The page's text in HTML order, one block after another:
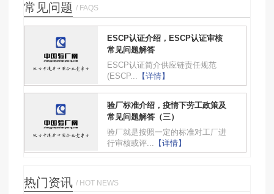
常见问题 / FAQS
ESCP认证介绍，ESCP认证审核
常见问题解答
ESCP认证简介供应链责任规范
(ESCP... 【详情】
验厂标准介绍，疫情下劳工政策及
常见问题解答（三）
验厂就是按照一定的标准对工厂进
行审核或评... 【详情】
热门资讯 / HOT NEWS